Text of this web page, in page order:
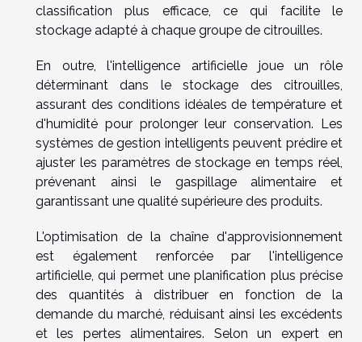
classification plus efficace, ce qui facilite le
stockage adapté à chaque groupe de citrouilles.
En outre, l'intelligence artificielle joue un rôle
déterminant dans le stockage des citrouilles,
assurant des conditions idéales de température et
d'humidité pour prolonger leur conservation. Les
systèmes de gestion intelligents peuvent prédire et
ajuster les paramètres de stockage en temps réel,
prévenant ainsi le gaspillage alimentaire et
garantissant une qualité supérieure des produits.
L'optimisation de la chaîne d'approvisionnement
est également renforcée par l'intelligence
artificielle, qui permet une planification plus précise
des quantités à distribuer en fonction de la
demande du marché, réduisant ainsi les excédents
et les pertes alimentaires. Selon un expert en